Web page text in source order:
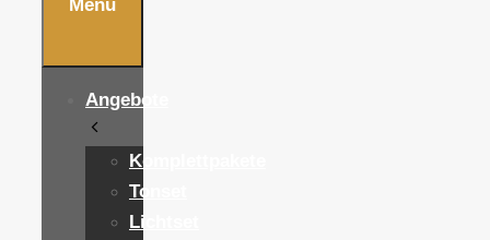
Menu
Angebote
Komplettpakete
Tonset
Lichtset